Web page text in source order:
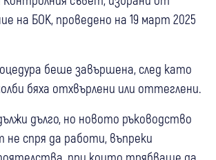
на БОК, проведено на 19 март 2025
беше завършена, след като
бяха отхвърлени или оттеглени.
дълго, но новото ръководство
спря да работи, въпреки
при които трябваше да